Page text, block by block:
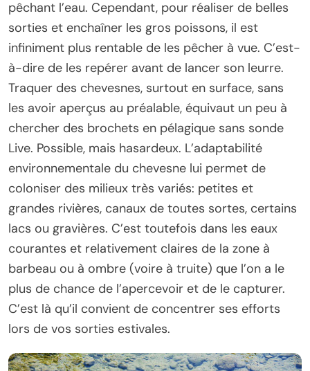
pêchant l’eau. Cependant, pour réaliser de belles
sorties et enchaîner les gros poissons, il est
infiniment plus rentable de les pêcher à vue. C’est-
à-dire de les repérer avant de lancer son leurre.
Traquer des chevesnes, surtout en surface, sans
les avoir aperçus au préalable, équivaut un peu à
chercher des brochets en pélagique sans sonde
Live. Possible, mais hasardeux. L’adaptabilité
environnementale du chevesne lui permet de
coloniser des milieux très variés: petites et
grandes rivières, canaux de toutes sortes, certains
lacs ou gravières. C’est toutefois dans les eaux
courantes et relativement claires de la zone à
barbeau ou à ombre (voire à truite) que l’on a le
plus de chance de l’apercevoir et de le capturer.
C’est là qu’il convient de concentrer ses efforts
lors de vos sorties estivales.